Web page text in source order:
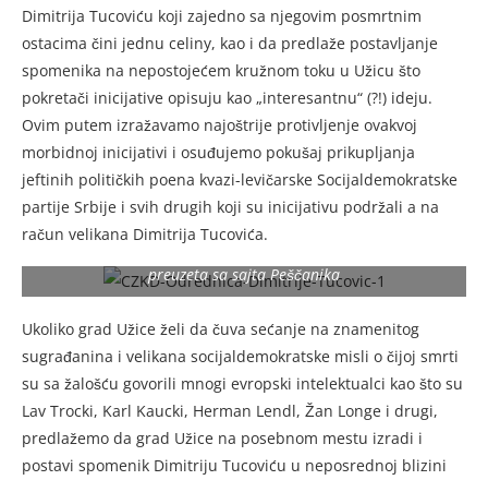
Dimitrija Tucoviću koji zajedno sa njegovim posmrtnim
ostacima čini jednu celiny, kao i da predlaže postavljanje
spomenika na nepostojećem kružnom toku u Užicu što
pokretači inicijative opisuju kao „interesantnu“ (?!) ideju.
Ovim putem izražavamo najoštrije protivljenje ovakvoj
morbidnoj inicijativi i osuđujemo pokušaj prikupljanja
jeftinih političkih poena kvazi-levičarske Socijaldemokratske
partije Srbije i svih drugih koji su inicijativu podržali a na
račun velikana Dimitrija Tucovića.
preuzeta sa sajta Peščanika
Ukoliko grad Užice želi da čuva sećanje na znamenitog
sugrađanina i velikana socijaldemokratske misli o čijoj smrti
su sa žalošću govorili mnogi evropski intelektualci kao što su
Lav Trocki, Karl Kaucki, Herman Lendl, Žan Longe i drugi,
predlažemo da grad Užice na posebnom mestu izradi i
postavi spomenik Dimitriju Tucoviću u neposrednoj blizini